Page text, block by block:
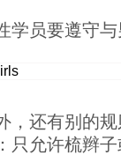
学员要遵守
，还有别的
只允许梳辫子